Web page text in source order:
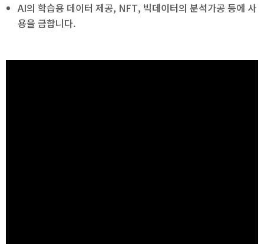
AI의 학습용 데이터 제공, NFT, 빅데이터의 분석가공 등에 사
용을 금합니다.